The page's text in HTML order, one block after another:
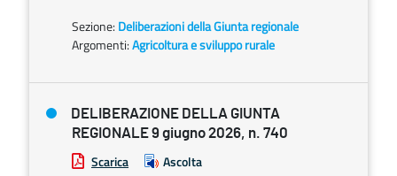
Sezione: Deliberazioni della Giunta regionale
Argomenti:Agricoltura e sviluppo rurale
DELIBERAZIONE DELLA GIUNTA
REGIONALE 9 giugno 2026, n. 740
Scarica Ascolta